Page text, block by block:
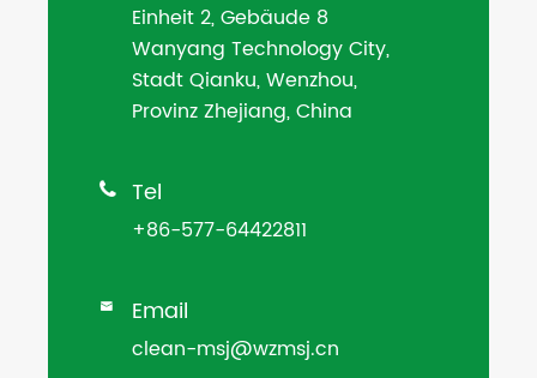
Einheit 2, Gebäude 8
Wanyang Technology City,
Stadt Qianku, Wenzhou,
Provinz Zhejiang, China
 Tel
+86-577-64422811
 Email
clean-msj@wzmsj.cn